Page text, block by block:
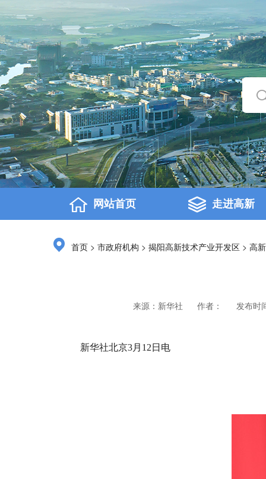
网站首页 走进高新
首页 > 市政府机构 > 揭阳高新技术产业开发区 > 高
来源：新华社 作者： 发布时
新华社北京3月12日电